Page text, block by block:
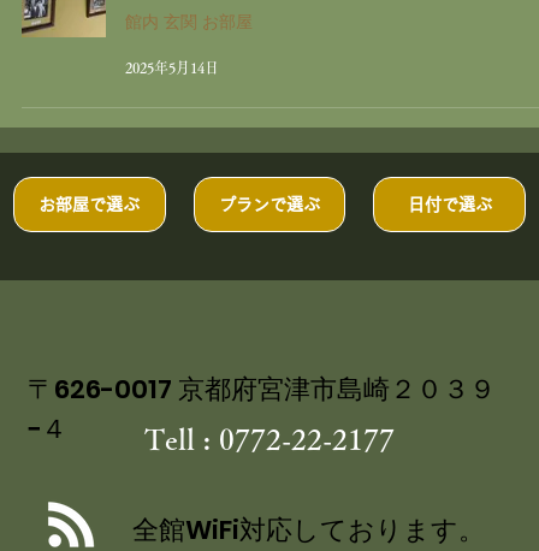
館内 玄関 お部屋
2025年5月14日
〒626-0017 京都府宮津市島崎２０３９
−４
Tell : 0772-22-2177
全館WiFi対応しております。
お部屋で選ぶ 日付で選ぶ
プランで選ぶ